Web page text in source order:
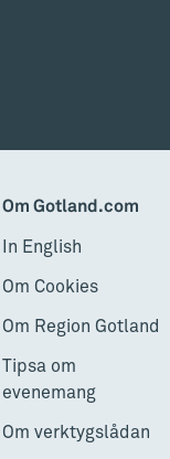
Om Gotland.com
In English
Om Cookies
Om Region Gotland
Tipsa om
evenemang
Om verktygslådan